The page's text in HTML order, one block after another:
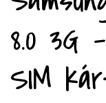
8.0 3G
SIM